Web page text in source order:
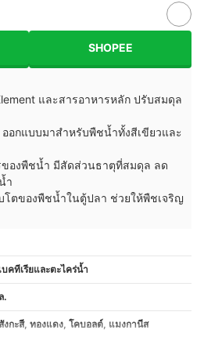
SHOPEE
และสารอาหารหลัก ปรับสมดุล
อกแบบมาสำหรับพืชน้ำทั้งสีเขียวและ
องพืชน้ำ มีสัดส่วนธาตุที่สมดุล ลด
ำ
โตของพืชน้ำในตู้ปลา ช่วยให้พืชเจริญ
คทีเรียและตะไคร่น้ำ
.
งกะสี, ทองแดง, โคบอลต์, แมงกานีส